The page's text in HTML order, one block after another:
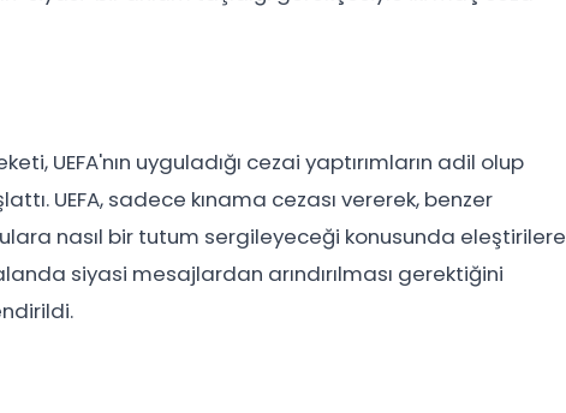
UEFA'nın uyguladığı cezai yaptırımların adil olup
UEFA, sadece kınama cezası vererek, benzer
nasıl bir tutum sergileyeceği konusunda eleştirilere
siyasi mesajlardan arındırılması gerektiğini